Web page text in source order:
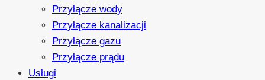
Przyłącze wody
Przyłącze kanalizacji
Przyłącze gazu
Przyłącze prądu
Usługi